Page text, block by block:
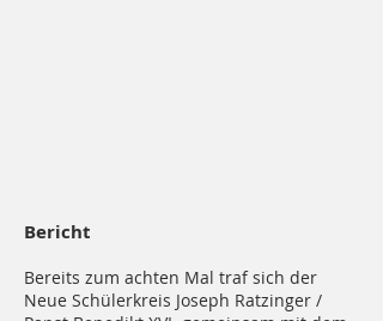
Bericht
Bereits zum achten Mal traf sich der
Neue Schülerkreis Joseph Ratzinger /